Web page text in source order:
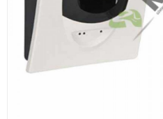
Hırsız Alarm Sistemleri
Yangın Alarm Sistemleri